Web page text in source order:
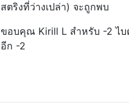
สตริงที่ว่างเปล่า) จะถูกพบ
ขอบคุณ Kirill L สำหรับ -2 ไบ
อีก -2